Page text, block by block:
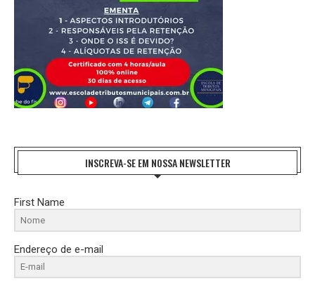
INSCREVA-SE EM NOSSA NEWSLETTER
First Name
Endereço de e-mail